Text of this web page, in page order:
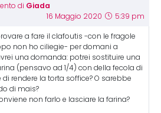
di Giada
16 Maggio 2020 5:39 pm
a fare il clafoutis -con le fragole
non ho ciliegie- per domani a
una domanda: potrei sostituire una
(pensavo ad 1/4) con della fecola di
rendere la torta soffice? O sarebbe
di mais?
non farlo e lasciare la farina?